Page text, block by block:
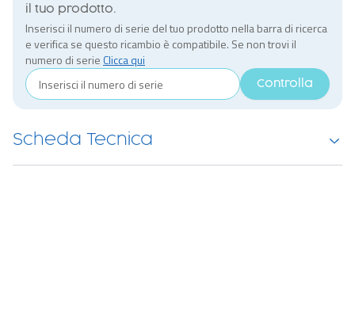
il tuo prodotto.
Inserisci il numero di serie del tuo prodotto nella barra di ricerca
e verifica se questo ricambio è compatibile. Se non trovi il
numero di serie Clicca qui
Controlla
Scheda Tecnica